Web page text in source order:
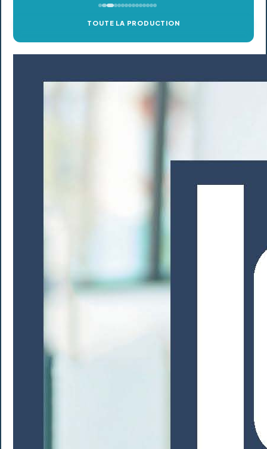
TOUTE LA PRODUCTION